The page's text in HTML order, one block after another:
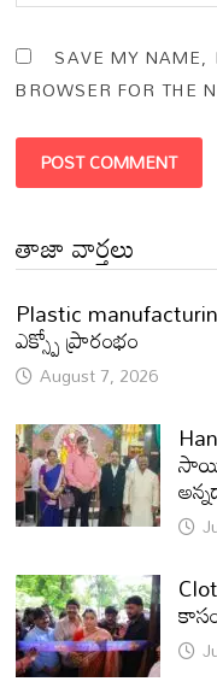
SAVE MY NAME,
BROWSER FOR THE
తాజా వార్తలు
Plastic
ఎక్స్పో ప్రారంభం
August 7, 2026